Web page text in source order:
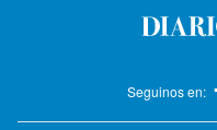
Seguinos en: